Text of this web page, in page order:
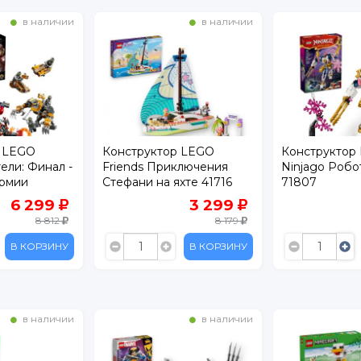
в наличии
Финал -
6 299
8 812
В КОРЗИНУ
в наличии
Конструктор LEGO
Friends Приключения
Стефани на яхте 41716
3 299
8 179
В КОРЗИНУ
Конструктор
Ninjago
71807
в наличии в наличии